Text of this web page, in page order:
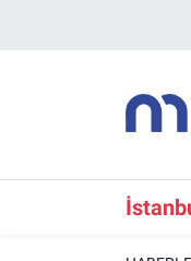
Hava Durumu
İstanbul